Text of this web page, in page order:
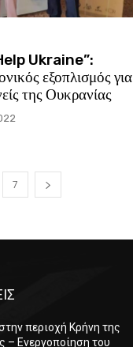
Ukraine”:
εξοπλισμός για
της Ουκρανίας
7
περιοχή Κρήνη της
– Ενεργοποίηση του